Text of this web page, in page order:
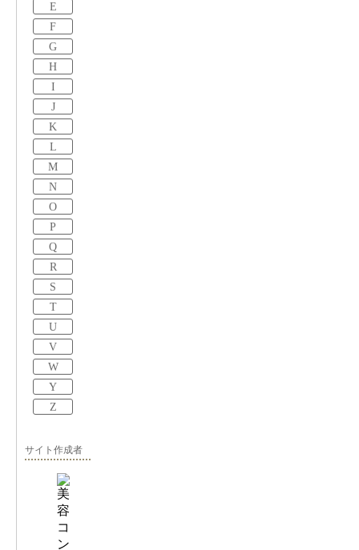
E
F
G
H
I
J
K
L
M
N
O
P
Q
R
S
T
U
V
W
Y
Z
サイト作成者